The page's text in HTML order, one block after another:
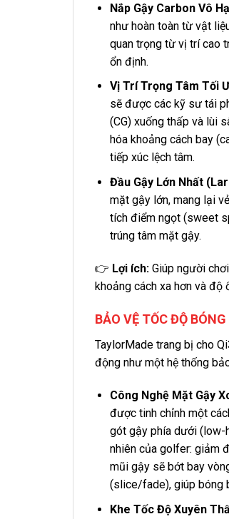
Nắp Gậy Carbon Vô
như hoàn toàn từ vật
quan trọng từ vị trí cao
ổn định.
Vị Trí Trọng Tâm Tối
sẽ được các kỹ sư tái
(CG) xuống thấp và lùi
hóa khoảng cách bay
tiếp xúc lệch tâm.
Đầu Gậy Lớn Nhất
mặt gậy lớn, mang lại
tích điểm ngọt (sweet
trúng tâm mặt gậy.
👉 Lợi ích: Giúp người
khoảng cách xa hơn và độ
BẢO VỆ TỐC ĐỘ
TaylorMade trang bị cho
động như một hệ thống
Công Nghệ Mặt Gậy
được tinh chỉnh một
gót gậy phía dưới (low-
nhiên của golfer: giảm
mũi gậy sẽ bớt bay
(slice/fade), giúp bóng
Khe Tốc Độ Xuyên